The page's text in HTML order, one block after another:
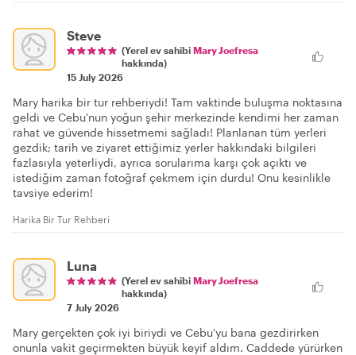
Steve
(Yerel ev sahibi Mary Joefresa
hakkında)
15 July 2026
Mary harika bir tur rehberiydi! Tam vaktinde buluşma noktasına
geldi ve Cebu'nun yoğun şehir merkezinde kendimi her zaman
rahat ve güvende hissetmemi sağladı! Planlanan tüm yerleri
gezdik; tarih ve ziyaret ettiğimiz yerler hakkındaki bilgileri
fazlasıyla yeterliydi, ayrıca sorularıma karşı çok açıktı ve
istediğim zaman fotoğraf çekmem için durdu! Onu kesinlikle
tavsiye ederim!
Harika Bir Tur Rehberi
Luna
(Yerel ev sahibi Mary Joefresa
hakkında)
7 July 2026
Mary gerçekten çok iyi biriydi ve Cebu'yu bana gezdirirken
onunla vakit geçirmekten büyük keyif aldım. Caddede yürürken